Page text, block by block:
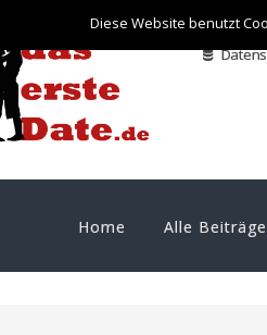
Home Alle Beiträge
Diese Website benutzt